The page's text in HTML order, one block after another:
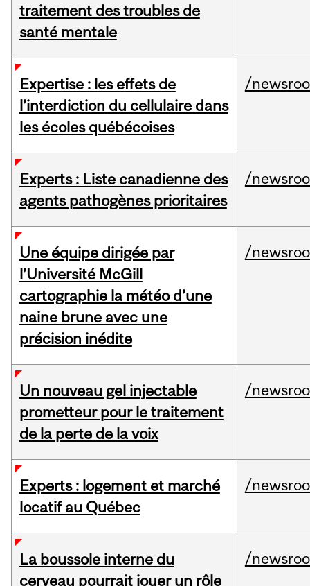
traitement des troubles de
santé mentale
Expertise : les effets de
l’interdiction du cellulaire dans
les écoles québécoises
/
Experts : Liste canadienne des
agents pathogènes prioritaires
/
Une équipe dirigée par
l’Université McGill
cartographie la météo d’une
naine brune avec une
précision inédite
/
Un nouveau gel injectable
prometteur pour le traitement
de la perte de la voix
/
Experts : logement et marché
locatif au Québec
/
La boussole interne du
cerveau pourrait jouer un rôle
/